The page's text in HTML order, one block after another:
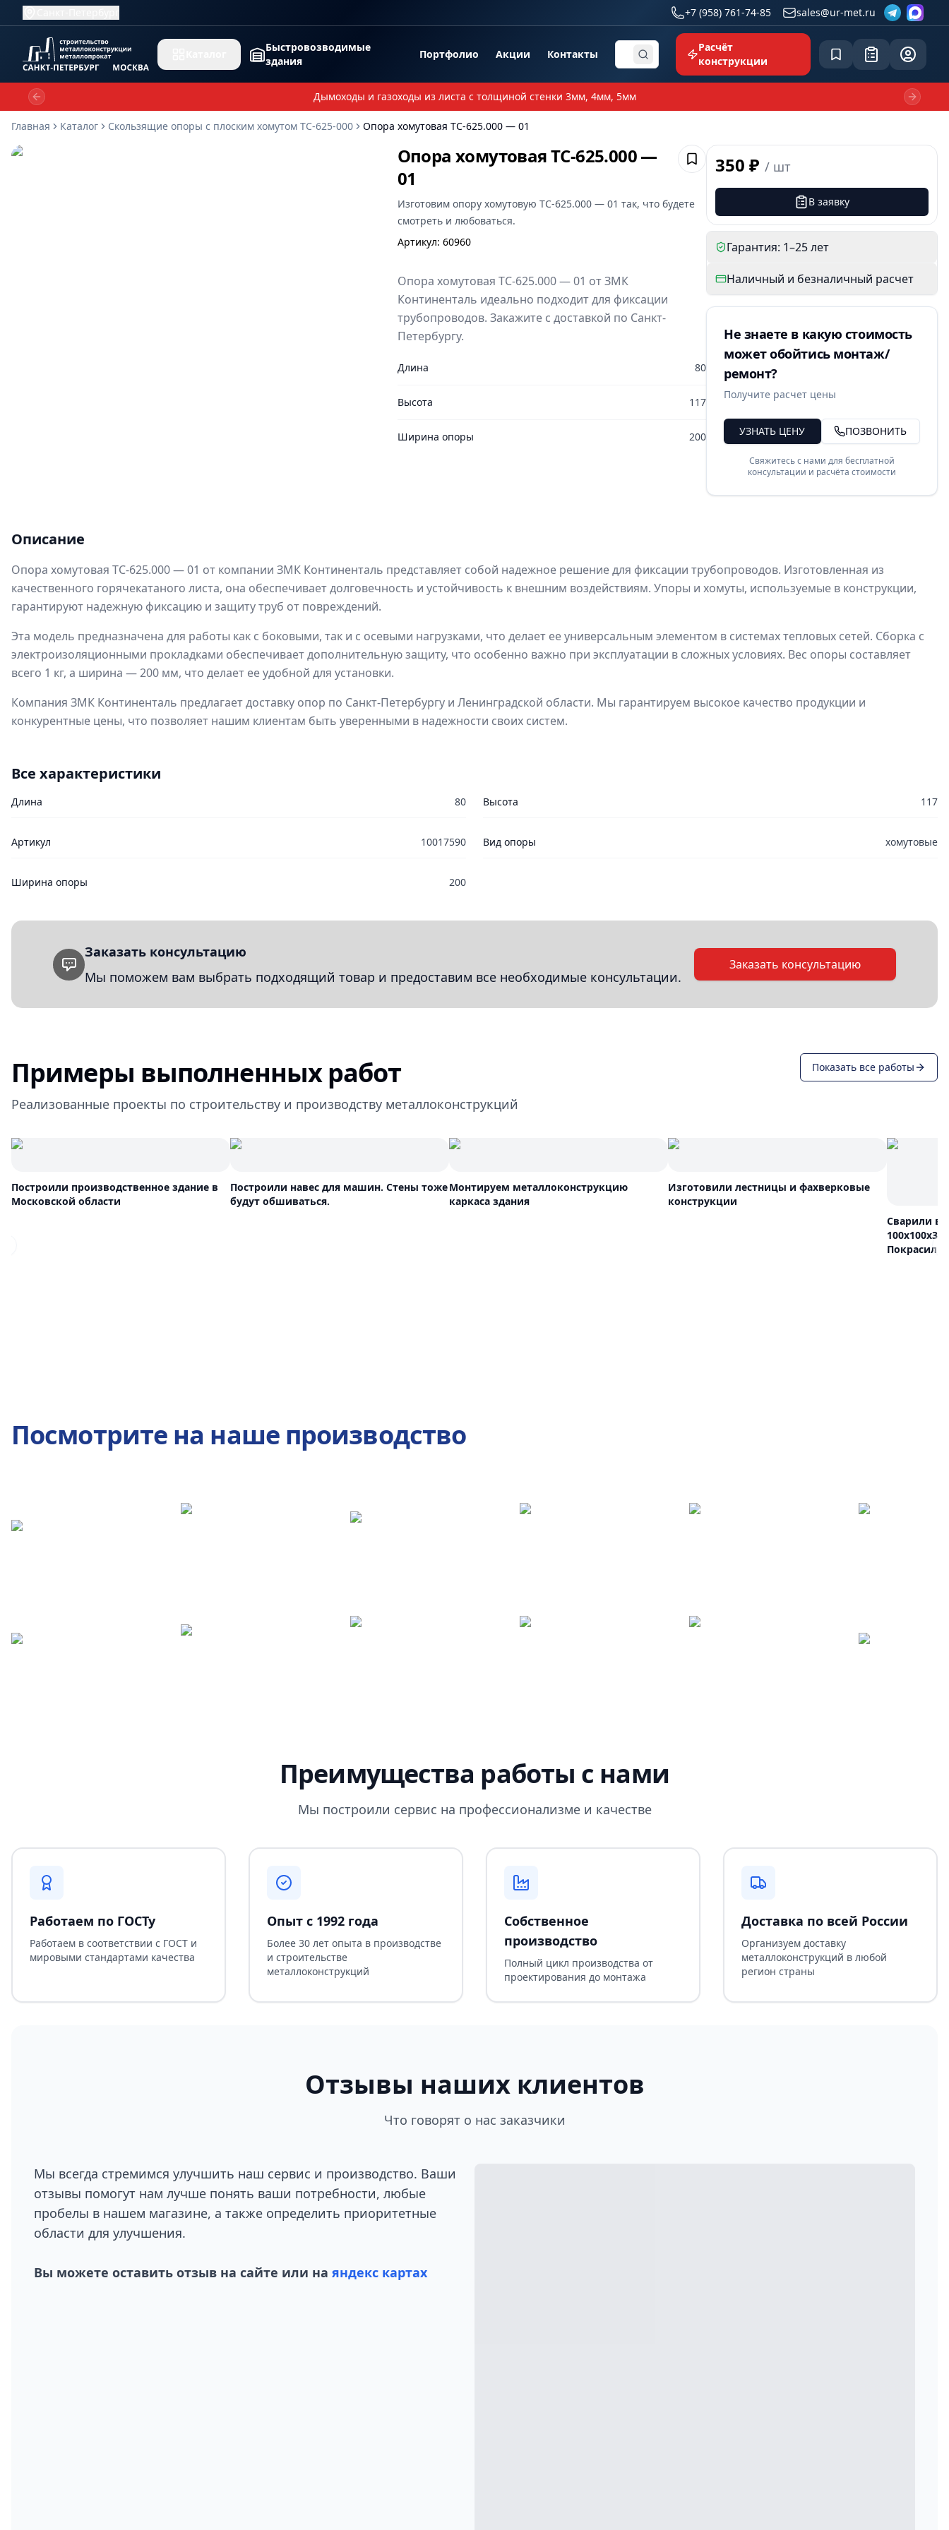
+7 (958) 761-74-85 sales@ur-met.ru
Быстровозводимые
здания
Портфолио Акции Контакты
Расчёт
конструкции
Сохранённое
Заявка
Дымоходы и газоходы из листа с толщиной стенки 3мм, 4мм, 5мм
Previous slide
Next
Главная
Каталог Скользящие опоры с плоским хомутом ТС-625-000 Опора хомутовая ТС-625.000 — 01
Опора хомутовая ТС-625.000 —
01
Сохранить
Изготовим опору хомутовую ТС-625.000 — 01 так, что будете
смотреть и любоваться.
Артикул: 60960
Опора хомутовая ТС-625.000 — 01 от ЗМК
Континенталь идеально подходит для фиксации
трубопроводов. Закажите с доставкой по Санкт-
Петербургу.
Длина 80
Высота 117
Ширина опоры 200
350 ₽ / шт
В заявку
Гарантия: 1–25 лет
Наличный и безналичный расчет
Не знаете в какую стоимость
может обойтись монтаж/
ремонт?
Получите расчет цены
УЗНАТЬ ЦЕНУ ПОЗВОНИТЬ
Свяжитесь с нами для бесплатной
консультации и расчёта стоимости
Описание
Опора хомутовая ТС-625.000 — 01 от компании ЗМК Континенталь представляет собой надежное решение для фиксации трубопроводов. Изготовленная из
качественного горячекатаного листа, она обеспечивает долговечность и устойчивость к внешним воздействиям. Упоры и хомуты, используемые в конструкции,
гарантируют надежную фиксацию и защиту труб от повреждений.
Эта модель предназначена для работы как с боковыми, так и с осевыми нагрузками, что делает ее универсальным элементом в системах тепловых сетей. Сборка с
электроизоляционными прокладками обеспечивает дополнительную защиту, что особенно важно при эксплуатации в сложных условиях. Вес опоры составляет
всего 1 кг, а ширина — 200 мм, что делает ее удобной для установки.
Компания ЗМК Континенталь предлагает доставку опор по Санкт-Петербургу и Ленинградской области. Мы гарантируем высокое качество продукции и
конкурентные цены, что позволяет нашим клиентам быть уверенными в надежности своих систем.
Все характеристики
Длина 80 Высота 117
Артикул 10017590 Вид опоры хомутовые
Ширина опоры 200
Заказать консультацию
Мы поможем вам выбрать подходящий товар и предоставим все необходимые консультации.
Заказать консультацию
Примеры выполненных работ
Реализованные проекты по строительству и производству металлоконструкций
Показать все работы
Построили производственное здание в
Московской области
Построили навес для машин. Стены тоже
будут обшиваться.
Монтируем металлоконструкцию
каркаса здания
Изготовили лестницы и фахверковые
конструкции
Сварили
100х100х3
Покрасили
Посмотрите на наше производство
Преимущества работы с нами
Мы построили сервис на профессионализме и качестве
Работаем по ГОСТу
Работаем в соответствии с ГОСТ и
мировыми стандартами качества
Опыт с 1992 года
Более 30 лет опыта в производстве
и строительстве
металлоконструкций
Собственное
производство
Полный цикл производства от
проектирования до монтажа
Доставка по всей России
Организуем доставку
металлоконструкций в любой
регион страны
Отзывы наших клиентов
Что говорят о нас заказчики
Мы всегда стремимся улучшить наш сервис и производство. Ваши
отзывы помогут нам лучше понять ваши потребности, любые
пробелы в нашем магазине, а также определить приоритетные
области для улучшения.
Вы можете оставить отзыв на сайте или на яндекс картах